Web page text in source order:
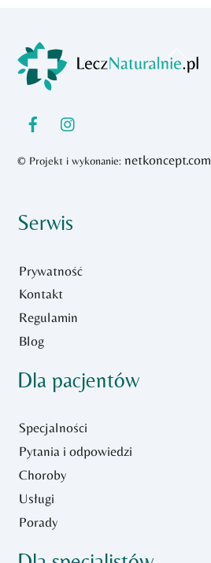
To
© Projekt i wykonanie:netkoncept.com
Serwis
Prywatność
Kontakt
Regulamin
Blog
Dla pacjentów
Specjalności
Pytania i odpowiedzi
Choroby
Usługi
Porady